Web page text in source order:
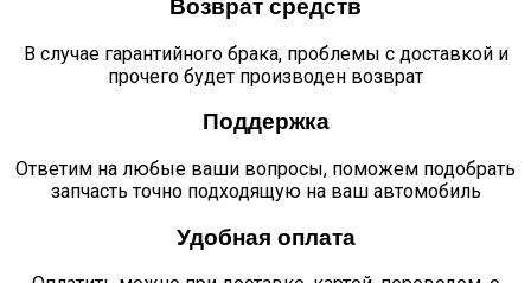
Возврат средств
В случае гарантийного брака, проблемы с доставкой и
прочего будет производен возврат
Поддержка
Ответим на любые ваши вопросы, поможем подобрать
запчасть точно подходящую на ваш автомобиль
Удобная оплата